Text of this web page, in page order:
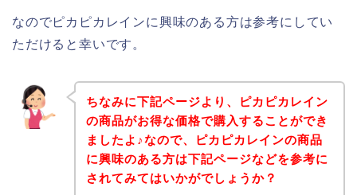
なのでピカピカレインに興味のある方は参考にしてい
ただけると幸いです。
ちなみに下記ページより、ピカピカレイン
の商品がお得な価格で購入することができ
ましたよ♪なので、ピカピカレインの商品
に興味のある方は下記ページなどを参考に
されてみてはいかがでしょうか？